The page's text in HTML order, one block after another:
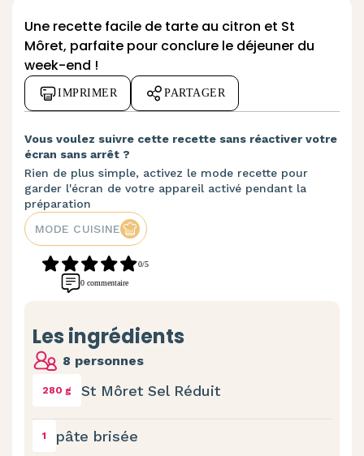
Une recette facile de tarte au citron et St
Môret, parfaite pour conclure le déjeuner du
week-end !
IMPRIMER PARTAGER
Vous voulez suivre cette recette sans réactiver votre
écran sans arrêt ?
Rien de plus simple, activez le mode recette pour
garder l'écran de votre appareil activé pendant la
préparation
MODE CUISINE
0/5
0 commentaire
Les ingrédients
8 personnes
280 g St Môret Sel Réduit
1 pâte brisée